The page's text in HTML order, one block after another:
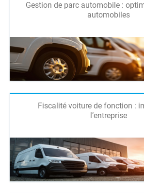
Gestion de parc automobile :
automobiles
Fiscalité voiture de fonction :
l’entreprise